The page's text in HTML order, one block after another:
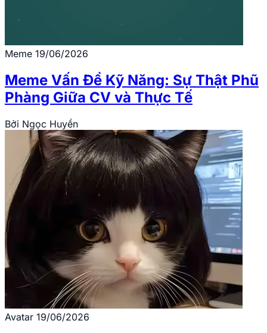
Meme 19/06/2026
Meme Vấn Đề Kỹ Năng: Sự Thật Phũ
Phàng Giữa CV và Thực Tế
Bởi Ngọc Huyền
Avatar 19/06/2026